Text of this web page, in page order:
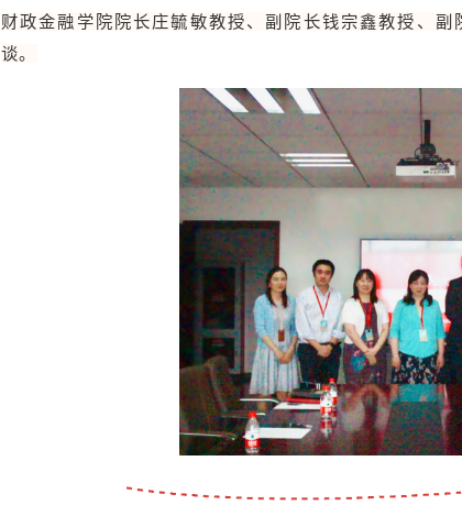
财政金融学院院长庄毓敏教授、副院长钱宗鑫教授、
谈。